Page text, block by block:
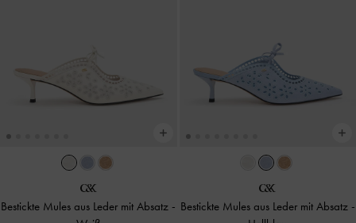
Bestickte Mules aus Leder mit Absatz - Bestickte Mules aus Leder mit Absatz -